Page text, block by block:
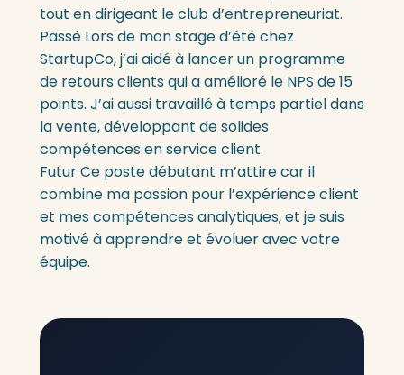
tout en dirigeant le club d’entrepreneuriat.
Passé Lors de mon stage d’été chez
StartupCo, j’ai aidé à lancer un programme
de retours clients qui a amélioré le NPS de 15
points. J’ai aussi travaillé à temps partiel dans
la vente, développant de solides
compétences en service client.
FuturCe poste débutant m’attire car il
combine ma passion pour l’expérience client
et mes compétences analytiques, et je suis
motivé à apprendre et évoluer avec votre
équipe.